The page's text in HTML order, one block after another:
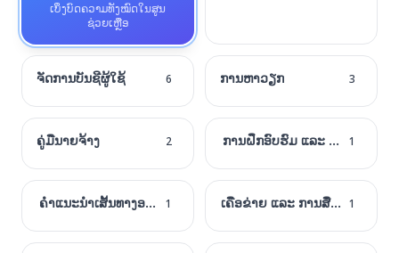
ເບິ່ງບົດຄວາມທັງໝົດໃນສູນ
ຊ່ວຍເຫຼືອ
ຈັດການບັນຊີຜູ້ໃຊ້ 6 ການຫາວຽກ 3
ຄູ່ມືນາຍຈ້າງ 2 ການຝຶກອົບຮົມ ແລະ ການພັດທະນາ
1
ຄໍາແນະນໍາເສັ້ນທາງອາຊີບ1 ເຄືອຂ່າຍ ແລະ ການສື່ສານ1